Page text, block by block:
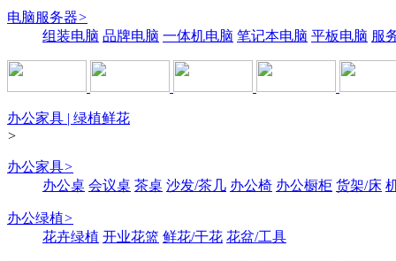
电脑服务器>
组装电脑 品牌电脑 一体机电脑 笔记本电脑 平板电脑 服
办公家具 | 绿植鲜花
>
办公家具>
办公桌 会议桌 茶桌 沙发/茶几 办公椅 办公橱柜 货架/床
办公绿植>
花卉绿植 开业花篮 鲜花/干花 花盆/工具